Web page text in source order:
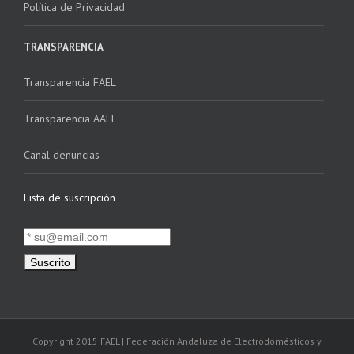
Política de Privacidad
TRANSPARENCIA
Transparencia FAEL
Transparencia AAEL
Canal denuncias
Lista de suscripción
Copyright 2015 FAEL | Federación Andaluza de Electrodomésticos y